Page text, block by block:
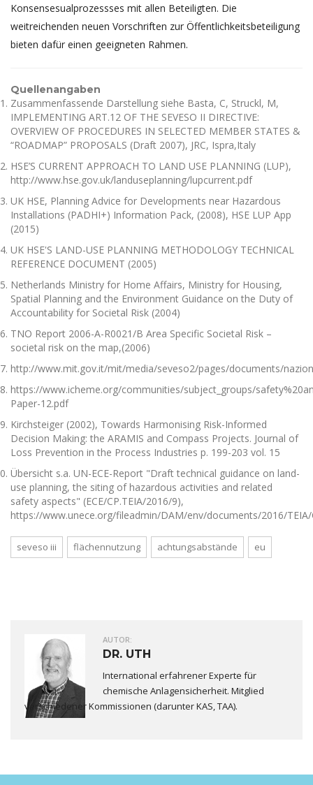
Konsensesualprozessses mit allen Beteiligten. Die
weitreichenden neuen Vorschriften zur Öffentlichkeitsbeteiligung
bieten dafür einen geeigneten Rahmen.
Quellenangaben
Zusammenfassende Darstellung siehe Basta, C, Struckl, M,
IMPLEMENTING ART.12 OF THE SEVESO II DIRECTIVE:
OVERVIEW OF PROCEDURES IN SELECTED MEMBER STATES &
“ROADMAP” PROPOSALS (Draft 2007), JRC, Ispra,Italy
HSE’S CURRENT APPROACH TO LAND USE PLANNING (LUP),
http://www.hse.gov.uk/landuseplanning/lupcurrent.pdf
UK HSE, Planning Advice for Developments near Hazardous
Installations (PADHI+) Information Pack, (2008), HSE LUP App
(2015)
UK HSE'S LAND-USE PLANNING METHODOLOGY TECHNICAL
REFERENCE DOCUMENT (2005)
Netherlands Ministry for Home Affairs, Ministry for Housing,
Spatial Planning and the Environment Guidance on the Duty of
Accountability for Societal Risk (2004)
TNO Report 2006-A-R0021/B Area Specific Societal Risk –
societal risk on the map,(2006)
http://www.mit.gov.it/mit/media/seveso2/pages/documents/
https://www.icheme.org/communities/subject_groups/
Paper-12.pdf
Kirchsteiger (2002), Towards Harmonising Risk-Informed
Decision Making: the ARAMIS and Compass Projects. Journal of
Loss Prevention in the Process Industries p. 199-203 vol. 15
Übersicht s.a. UN-ECE-Report "Draft technical guidance on land-
use planning, the siting of hazardous activities and related
safety aspects" (ECE/CP.TEIA/2016/9),
https://www.unece.org/fileadmin/DAM/env/documents/2016/TEIA/
seveso iii flächennutzung achtungsabstände eu
AUTOR:
DR. UTH
International erfahrener Experte für
chemische Anlagensicherheit. Mitglied
verschiedener Kommissionen (darunter KAS, TAA).